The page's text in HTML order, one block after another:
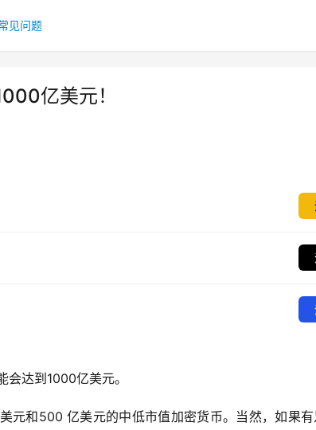
见问题
亿美元！
达到1000亿美元。
元和500 亿美元的中低市值加密货币。当然，如果